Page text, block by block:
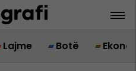
Lajme Botë